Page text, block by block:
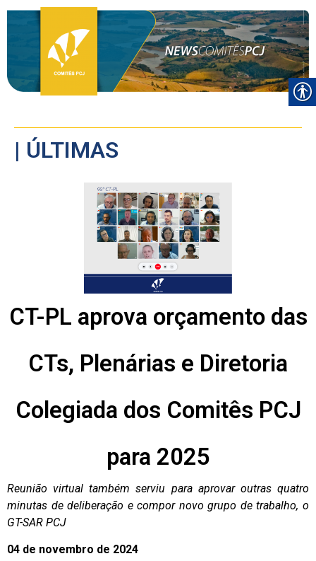
| ÚLTIMAS
CT-PL aprova orçamento das
CTs, Plenárias e Diretoria
Colegiada dos Comitês PCJ
para 2025
Reunião virtual também serviu para aprovar outras quatro
minutas de deliberação e compor novo grupo de trabalho, o
GT-SAR PCJ
04 de novembro de 2024